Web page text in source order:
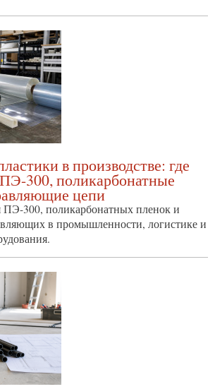
в производстве: где
300, поликарбонатные
цепи
ПЭ-300, поликарбонатных пленок и
в промышленности, логистике и